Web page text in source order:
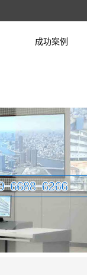
成功案例